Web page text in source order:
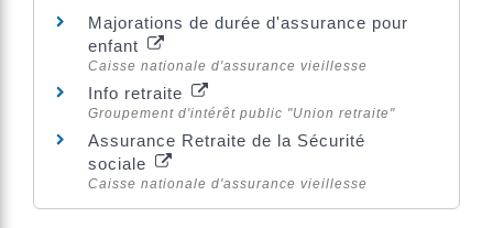
Majorations de durée d'assurance pour
enfant
Caisse nationale d'assurance vieillesse
Info retraite
Groupement d'intérêt public "Union retraite"
Assurance Retraite de la Sécurité
sociale
Caisse nationale d'assurance vieillesse